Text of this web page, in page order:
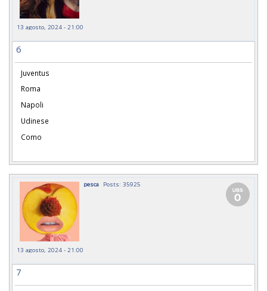
13 agosto, 2024 - 21:00
6
Juventus
Roma
Napoli
Udinese
Como
pesca Posts: 35925
13 agosto, 2024 - 21:00
7